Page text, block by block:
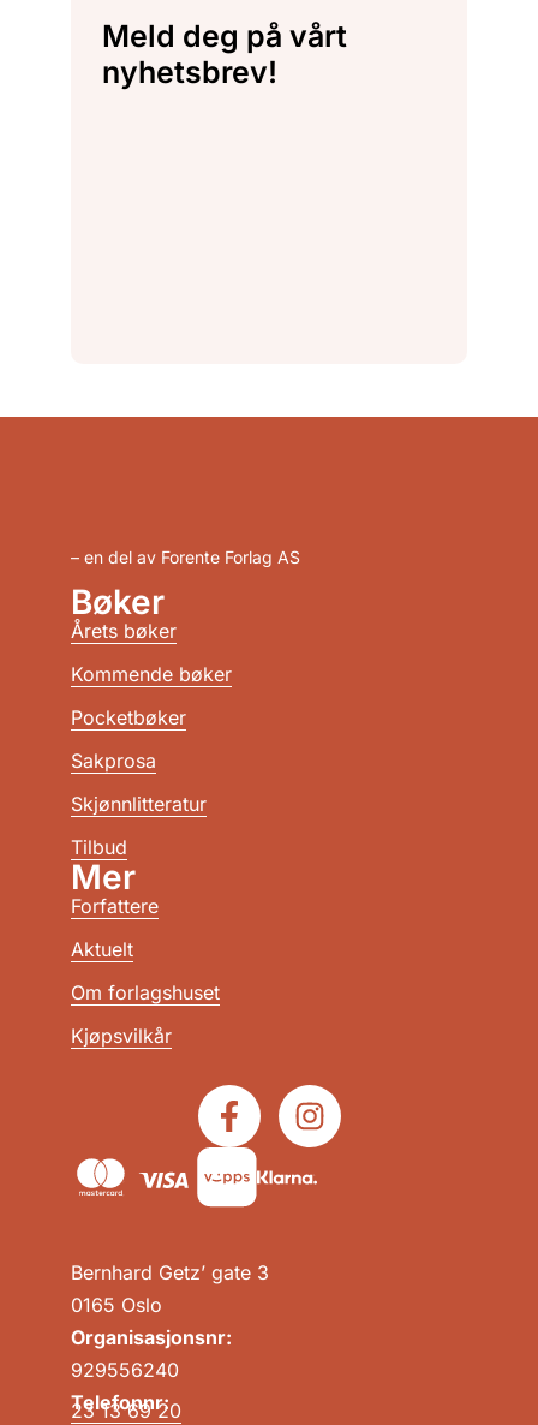
Meld deg på vårt
nyhetsbrev!
– en del av Forente Forlag AS
Bernhard Getz’ gate 3
0165 Oslo
Organisasjonsnr:
929556240
Telefonnr:
23 13 69 20
Bøker
Årets bøker
Kommende bøker
Pocketbøker
Sakprosa
Skjønnlitteratur
Tilbud
Mer
Forfattere
Aktuelt
Om forlagshuset
Kjøpsvilkår